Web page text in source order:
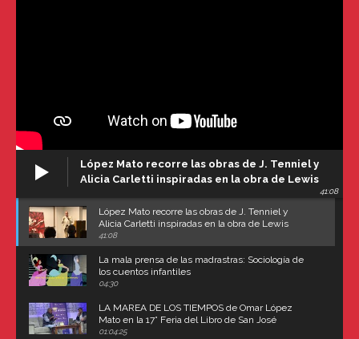
López Mato recorre las obras de J. Tenniel y
Alicia Carletti inspiradas en la obra de Lewis
41:08
López Mato recorre las obras de J. Tenniel y
Alicia Carletti inspiradas en la obra de Lewis
Carroll
41:08
La mala prensa de las madrastras: Sociología de
los cuentos infantiles
04:30
LA MAREA DE LOS TIEMPOS de Omar López
Mato en la 17° Feria del Libro de San José
(Uruguay)
01:04:25